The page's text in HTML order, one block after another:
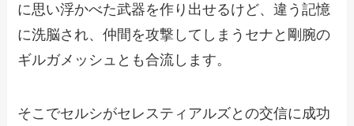
に思い浮かべた武器を作り出せるけど、違う記憶
に洗脳され、仲間を攻撃してしまうセナと剛腕の
ギルガメッシュとも合流します。
そこでセルシがセレスティアルズとの交信に成功